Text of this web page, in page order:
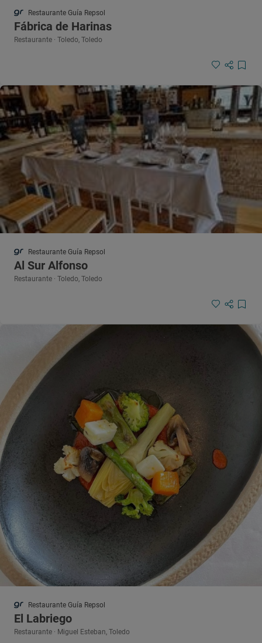
Restaurante Guía Repsol
Fábrica de Harinas
Restaurante · Toledo, Toledo
Restaurante Guía Repsol
Al Sur Alfonso
Restaurante · Toledo, Toledo
Restaurante Guía Repsol
El Labriego
Restaurante · Miguel Esteban, Toledo